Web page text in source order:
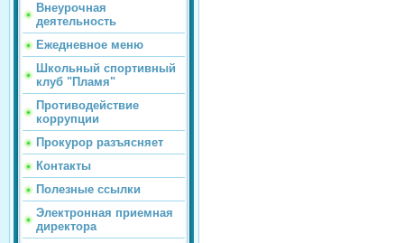
Внеурочная
деятельность
Ежедневное меню
Школьный спортивный
клуб "Пламя"
Противодействие
коррупции
Прокурор разъясняет
Контакты
Полезные ссылки
Электронная приемная
директора